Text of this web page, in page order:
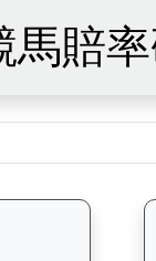
馬賠
基本資料：